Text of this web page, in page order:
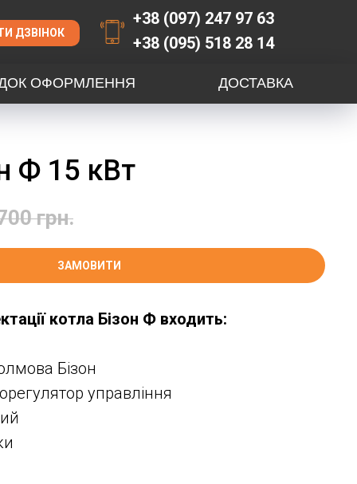
+38 (097) 247 97 63
+38 (095) 518 28 14
ДЗВІНОК
ОФОРМЛЕННЯ ДОСТАВКА
Ф 15 кВт
грн.
ЗАМОВИТИ
котла Бізон Ф входить:
Бізон
управління